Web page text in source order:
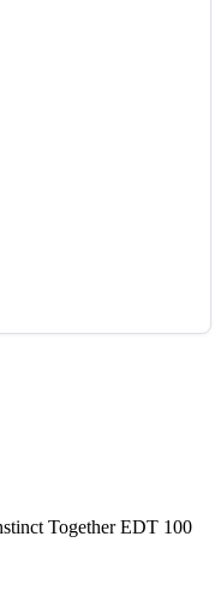
Together EDT 100